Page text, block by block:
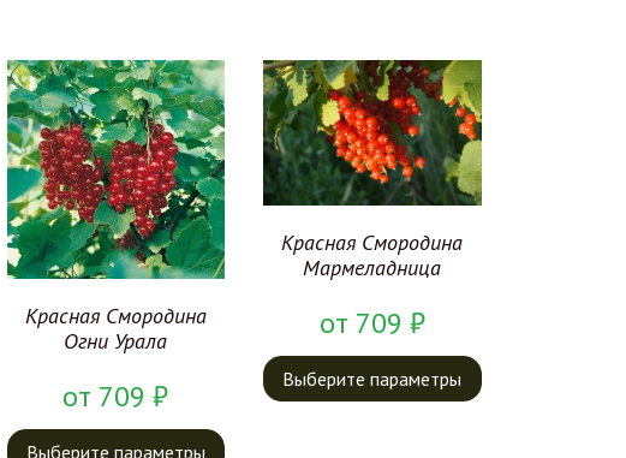
Красная Смородина
Огни Урала
от 709₽
Выберите параметры
Красная Смородина
Мармеладница
от 709 ₽
Выберите параметры